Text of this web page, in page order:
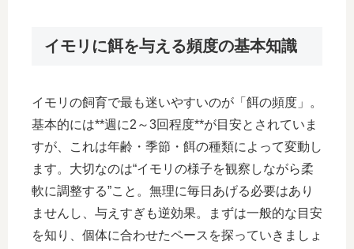
イモリに餌を与える頻度の基本知識
イモリの飼育で最も迷いやすいのが「餌の頻度」。
基本的には**週に2～3回程度**が目安とされていま
すが、これは年齢・季節・餌の種類によって変動し
ます。大切なのは“イモリの様子を観察しながら柔
軟に調整する”こと。無理に毎日あげる必要はあり
ませんし、与えすぎも逆効果。まずは一般的な目安
を知り、個体に合わせたペースを探っていきましょ